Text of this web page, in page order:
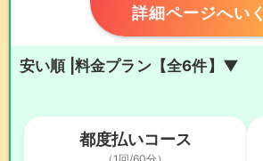
詳細ページへいく
安い順 |料金プラン【全6件】▼
都度払いコース